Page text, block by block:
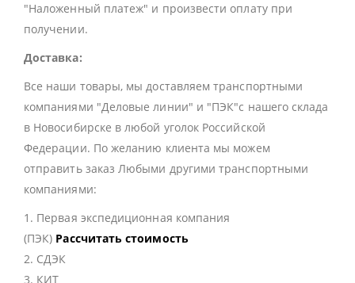
"Наложенный платеж" и произвести оплату при
получении.
Доставка:
Все наши товары, мы доставляем транспортными
компаниями "Деловые линии" и "ПЭК"с нашего склада
в Новосибирске в любой уголок Российской
Федерации. По желанию клиента мы можем
отправить заказ Любыми другими транспортными
компаниями:
1. Первая экспедиционная компания
(ПЭК) Рассчитать стоимость
2. СДЭК
3. КИТ